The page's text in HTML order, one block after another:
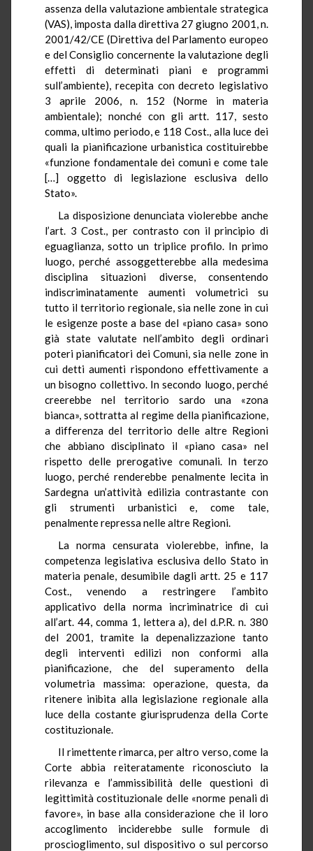
assenza della valutazione ambientale strategica
(VAS), imposta dalla direttiva 27 giugno 2001, n.
2001/42/CE (Direttiva del Parlamento europeo
e del Consiglio concernente la valutazione degli
effetti di determinati piani e programmi
sull’ambiente), recepita con decreto legislativo
3 aprile 2006, n. 152 (Norme in materia
ambientale); nonché con gli artt. 117, sesto
comma, ultimo periodo, e 118 Cost., alla luce dei
quali la pianificazione urbanistica costituirebbe
«funzione fondamentale dei comuni e come tale
[…] oggetto di legislazione esclusiva dello
Stato».
La disposizione denunciata violerebbe anche
l’art. 3 Cost., per contrasto con il principio di
eguaglianza, sotto un triplice profilo. In primo
luogo, perché assoggetterebbe alla medesima
disciplina situazioni diverse, consentendo
indiscriminatamente aumenti volumetrici su
tutto il territorio regionale, sia nelle zone in cui
le esigenze poste a base del «piano casa» sono
già state valutate nell’ambito degli ordinari
poteri pianificatori dei Comuni, sia nelle zone in
cui detti aumenti rispondono effettivamente a
un bisogno collettivo. In secondo luogo, perché
creerebbe nel territorio sardo una «zona
bianca», sottratta al regime della pianificazione,
a differenza del territorio delle altre Regioni
che abbiano disciplinato il «piano casa» nel
rispetto delle prerogative comunali. In terzo
luogo, perché renderebbe penalmente lecita in
Sardegna un’attività edilizia contrastante con
gli strumenti urbanistici e, come tale,
penalmente repressa nelle altre Regioni.
La norma censurata violerebbe, infine, la
competenza legislativa esclusiva dello Stato in
materia penale, desumibile dagli artt. 25 e 117
Cost., venendo a restringere l’ambito
applicativo della norma incriminatrice di cui
all’art. 44, comma 1, lettera a), del d.P.R. n. 380
del 2001, tramite la depenalizzazione tanto
degli interventi edilizi non conformi alla
pianificazione, che del superamento della
volumetria massima: operazione, questa, da
ritenere inibita alla legislazione regionale alla
luce della costante giurisprudenza della Corte
costituzionale.
Il rimettente rimarca, per altro verso, come la
Corte abbia reiteratamente riconosciuto la
rilevanza e l’ammissibilità delle questioni di
legittimità costituzionale delle «norme penali di
favore», in base alla considerazione che il loro
accoglimento inciderebbe sulle formule di
proscioglimento, sul dispositivo o sul percorso